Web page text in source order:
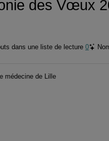
des Vœux
dans une liste de lecture 0
médecine de Lille